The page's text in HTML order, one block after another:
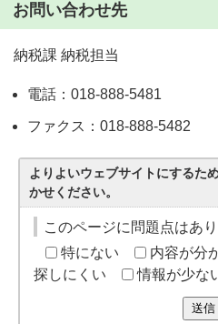
お問い合わせ先
納税課 納税担当
電話：018-888-5481
ファクス：018-888-5482
よりよいウェブサイトにするた
かせください。
このページに問題点はあ
特にない
内容が分
探しにくい
情報が少な
送信